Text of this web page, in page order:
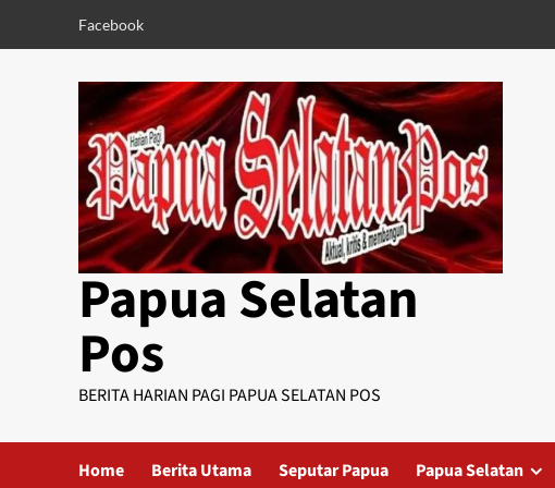
Facebook
Papua Selatan
Pos
BERITA HARIAN PAGI PAPUA SELATAN POS
Home Berita Utama Seputar Papua Papua Selatan